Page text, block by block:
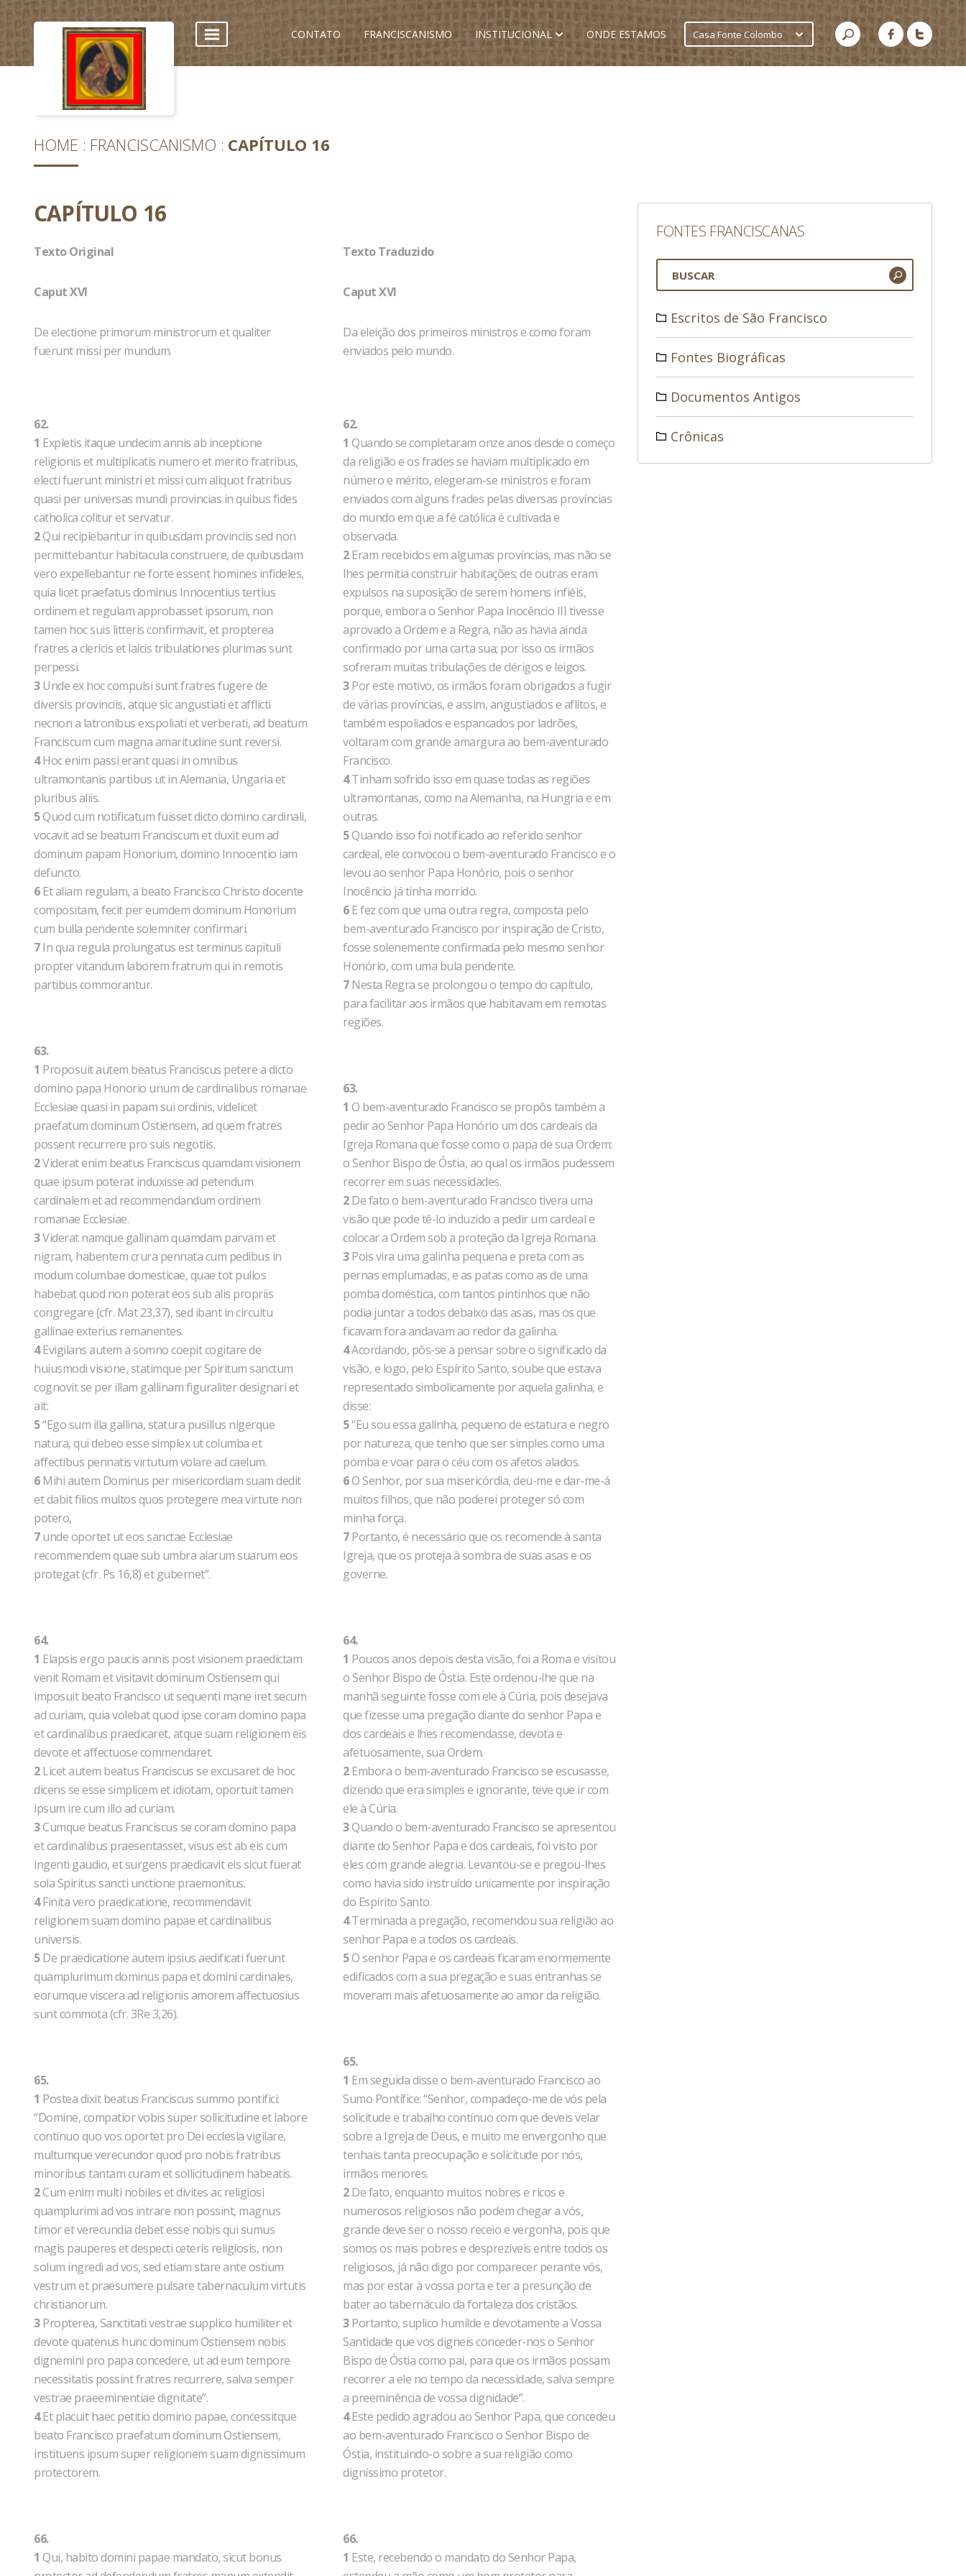
CONTATO FRANCISCANISMO INSTITUCIONAL ONDE ESTAMOS Casa Fonte Colombo
HOME FRANCISCANISMO CAPÍTULO 16
CAPÍTULO 16
Texto Original
Caput XVI
De electione primorum ministrorum et qualiter
fuerunt missi per mundum.
62.
1 Expletis itaque undecim annis ab inceptione
religionis et multiplicatis numero et merito fratribus,
electi fuerunt ministri et missi cum aliquot fratribus
quasi per universas mundi provincias in quibus fides
catholica colitur et servatur.
2Qui recipiebantur in quibusdam provinciis sed non
permittebantur habitacula construere, de quibusdam
vero expellebantur ne forte essent homines infideles,
quia licet praefatus dominus Innocentius tertius
ordinem et regulam approbasset ipsorum, non
tamen hoc suis litteris confirmavit, et propterea
fratres a clericis et laicis tribulationes plurimas sunt
perpessi.
3Unde ex hoc compulsi sunt fratres fugere de
diversis provinciis, atque sic angustiati et afflicti
necnon a latronibus exspoliati et verberati, ad beatum
Franciscum cum magna amaritudine sunt reversi.
4Hoc enim passi erant quasi in omnibus
ultramontanis partibus ut in Alemania, Ungaria et
pluribus aliis.
5Quod cum notificatum fuisset dicto domino cardinali,
vocavit ad se beatum Franciscum et duxit eum ad
dominum papam Honorium, domino Innocentio iam
defuncto.
6Et aliam regulam, a beato Francisco Christo docente
compositam, fecit per eumdem dominum Honorium
cum bulla pendente solemniter confirmari.
7In qua regula prolungatus est terminus capituli
propter vitandum laborem fratrum qui in remotis
partibus commorantur.
63.
1 Proposuit autem beatus Franciscus petere a dicto
domino papa Honorio unum de cardinalibus romanae
Ecclesiae quasi in papam sui ordinis, videlicet
praefatum dominum Ostiensem, ad quem fratres
possent recurrere pro suis negotiis.
2Viderat enim beatus Franciscus quamdam visionem
quae ipsum poterat induxisse ad petendum
cardinalem et ad recommendandum ordinem
romanae Ecclesiae.
3Viderat namque gallinam quamdam parvam et
nigram, habentem crura pennata cum pedibus in
modum columbae domesticae, quae tot pullos
habebat quod non poterat eos sub alis propriis
congregare (cfr. Mat 23,37), sed ibant in circuitu
gallinae exterius remanentes.
4Evigilans autem a somno coepit cogitare de
huiusmodi visione, statimque per Spiritum sanctum
cognovit se per illam gallinam figuraliter designari et
ait:
5“Ego sum illa gallina, statura pusillus nigerque
natura, qui debeo esse simplex ut columba et
affectibus pennatis virtutum volare ad caelum.
6Mihi autem Dominus per misericordiam suam dedit
et dabit filios multos quos protegere mea virtute non
potero,
7unde oportet ut eos sanctae Ecclesiae
recommendem quae sub umbra alarum suarum eos
protegat (cfr. Ps 16,8) et gubernet”.
64.
1 Elapsis ergo paucis annis post visionem praedictam
venit Romam et visitavit dominum Ostiensem qui
imposuit beato Francisco ut sequenti mane iret secum
ad curiam, quia volebat quod ipse coram domino papa
et cardinalibus praedicaret, atque suam religionem eis
devote et affectuose commendaret.
2Licet autem beatus Franciscus se excusaret de hoc
dicens se esse simplicem et idiotam, oportuit tamen
ipsum ire cum illo ad curiam.
3Cumque beatus Franciscus se coram domino papa
et cardinalibus praesentasset, visus est ab eis cum
ingenti gaudio, et surgens praedicavit eis sicut fuerat
sola Spiritus sancti unctione praemonitus.
4Finita vero praedicatione, recommendavit
religionem suam domino papae et cardinalibus
universis.
5De praedicatione autem ipsius aedificati fuerunt
quamplurimum dominus papa et domini cardinales,
eorumque viscera ad religionis amorem affectuosius
sunt commota (cfr. 3Re 3,26).
65.
1 Postea dixit beatus Franciscus summo pontifici:
“Domine, compatior vobis super sollicitudine et labore
continuo quo vos oportet pro Dei ecclesia vigilare,
multumque verecundor quod pro nobis fratribus
minoribus tantam curam et sollicitudinem habeatis.
2Cum enim multi nobiles et divites ac religiosi
quamplurimi ad vos intrare non possint, magnus
timor et verecundia debet esse nobis qui sumus
magis pauperes et despecti ceteris religiosis, non
solum ingredi ad vos, sed etiam stare ante ostium
vestrum et praesumere pulsare tabernaculum virtutis
christianorum.
3Propterea, Sanctitati vestrae supplico humiliter et
devote quatenus hunc dominum Ostiensem nobis
dignemini pro papa concedere, ut ad eum tempore
necessitatis possint fratres recurrere, salva semper
vestrae praeeminentiae dignitate”.
4Et placuit haec petitio domino papae, concessitque
beato Francisco praefatum dominum Ostiensem,
instituens ipsum super religionem suam dignissimum
protectorem.
66.
1 Qui, habito domini papae mandato, sicut bonus
Texto Traduzido
Caput XVI
Da eleição dos primeiros ministros e como foram
enviados pelo mundo.
62.
1 Quando se completaram onze anos desde o começo
da religião e os frades se haviam multiplicado em
número e mérito, elegeram-se ministros e foram
enviados com alguns frades pelas diversas províncias
do mundo em que a fé católica é cultivada e
observada.
2Eram recebidos em algumas províncias, mas não se
lhes permitia construir habitações; de outras eram
expulsos na suposição de serem homens infiéis,
porque, embora o Senhor Papa Inocêncio III tivesse
aprovado a Ordem e a Regra, não as havia ainda
confirmado por uma carta sua; por isso os irmãos
sofreram muitas tribulações de clérigos e leigos.
3Por este motivo, os irmãos foram obrigados a fugir
de várias províncias, e assim, angustiados e aflitos, e
também espoliados e espancados por ladrões,
voltaram com grande amargura ao bem-aventurado
Francisco.
4Tinham sofrido isso em quase todas as regiões
ultramontanas, como na Alemanha, na Hungria e em
outras.
5Quando isso foi notificado ao referido senhor
cardeal, ele convocou o bem-aventurado Francisco e o
levou ao senhor Papa Honório, pois o senhor
Inocêncio já tinha morrido.
6E fez com que uma outra regra, composta pelo
bem-aventurado Francisco por inspiração de Cristo,
fosse solenemente confirmada pelo mesmo senhor
Honório, com uma bula pendente.
7Nesta Regra se prolongou o tempo do capítulo,
para facilitar aos irmãos que habitavam em remotas
regiões.
63.
1 O bem-aventurado Francisco se propôs também a
pedir ao Senhor Papa Honório um dos cardeais da
Igreja Romana que fosse como o papa de sua Ordem:
o Senhor Bispo de Óstia, ao qual os irmãos pudessem
recorrer em suas necessidades.
2De fato o bem-aventurado Francisco tivera uma
visão que pode tê-lo induzido a pedir um cardeal e
colocar a Ordem sob a proteção da Igreja Romana.
3Pois vira uma galinha pequena e preta com as
pernas emplumadas, e as patas como as de uma
pomba doméstica, com tantos pintinhos que não
podia juntar a todos debaixo das asas, mas os que
ficavam fora andavam ao redor da galinha.
4Acordando, pôs-se a pensar sobre o significado da
visão, e logo, pelo Espírito Santo, soube que estava
representado simbolicamente por aquela galinha, e
disse:
5“Eu sou essa galinha, pequeno de estatura e negro
por natureza, que tenho que ser simples como uma
pomba e voar para o céu com os afetos alados.
6O Senhor, por sua misericórdia, deu-me e dar-me-á
muitos filhos, que não poderei proteger só com
minha força.
7Portanto, é necessário que os recomende à santa
Igreja, que os proteja à sombra de suas asas e os
governe.
64.
1 Poucos anos depois desta visão, foi a Roma e visitou
o Senhor Bispo de Óstia. Este ordenou-lhe que na
manhã seguinte fosse com ele à Cúria, pois desejava
que fizesse uma pregação diante do senhor Papa e
dos cardeais e lhes recomendasse, devota e
afetuosamente, sua Ordem.
2Embora o bem-aventurado Francisco se escusasse,
dizendo que era simples e ignorante, teve que ir com
ele à Cúria.
3Quando o bem-aventurado Francisco se apresentou
diante do Senhor Papa e dos cardeais, foi visto por
eles com grande alegria. Levantou-se e pregou-lhes
como havia sido instruído unicamente por inspiração
do Espírito Santo.
4Terminada a pregação, recomendou sua religião ao
senhor Papa e a todos os cardeais.
5O senhor Papa e os cardeais ficaram enormemente
edificados com a sua pregação e suas entranhas se
moveram mais afetuosamente ao amor da religião.
65.
1 Em seguida disse o bem-aventurado Francisco ao
Sumo Pontífice: “Senhor, compadeço-me de vós pela
solicitude e trabalho contínuo com que deveis velar
sobre a Igreja de Deus, e muito me envergonho que
tenhais tanta preocupação e solicitude por nós,
irmãos menores.
2De fato, enquanto muitos nobres e ricos e
numerosos religiosos não podem chegar a vós,
grande deve ser o nosso receio e vergonha, pois que
somos os mais pobres e desprezíveis entre todos os
religiosos, já não digo por comparecer perante vós,
mas por estar à vossa porta e ter a presunção de
bater ao tabernáculo da fortaleza dos cristãos.
3Portanto, suplico humilde e devotamente a Vossa
Santidade que vos digneis conceder-nos o Senhor
Bispo de Óstia como pai, para que os irmãos possam
recorrer a ele no tempo da necessidade, salva sempre
a preeminência de vossa dignidade”.
4Este pedido agradou ao Senhor Papa, que concedeu
ao bem-aventurado Francisco o Senhor Bispo de
Óstia, instituindo-o sobre a sua religião como
digníssimo protetor.
66.
1 Este, recebendo o mandato do Senhor Papa,
FONTES FRANCISCANAS
Escritos de São Francisco
Fontes Biográficas
Documentos Antigos
Crônicas